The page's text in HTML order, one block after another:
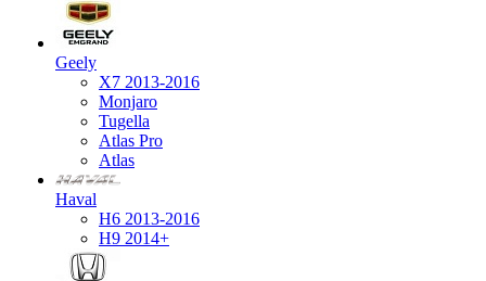
Geely
X7 2013-2016
Monjaro
Tugella
Atlas Pro
Atlas
Haval
H6 2013-2016
H9 2014+